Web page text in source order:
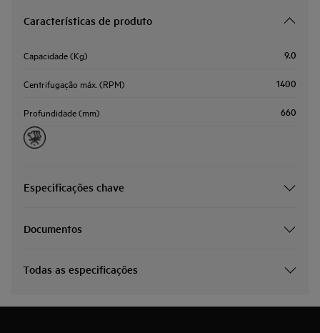
Características de produto
Capacidade (Kg) 9.0
Centrifugação máx. (RPM) 1400
Profundidade (mm) 660
Especificações chave
Documentos
Todas as especificações